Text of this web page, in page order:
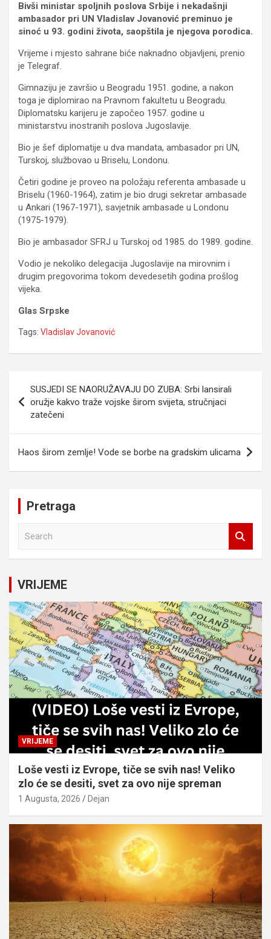
Bivši ministar spoljnih poslova Srbije i nekadašnji
ambasador pri UN Vladislav Jovanović preminuo je
sinoć u 93. godini života, saopštila je njegova porodica.
Vrijeme i mjesto sahrane biće naknadno objavljeni, prenio
je Telegraf.
Gimnaziju je završio u Beogradu 1951. godine, a nakon
toga je diplomirao na Pravnom fakultetu u Beogradu.
Diplomatsku karijeru je započeo 1957. godine u
ministarstvu inostranih poslova Jugoslavije.
Bio je šef diplomatije u dva mandata, ambasador pri UN,
Turskoj, službovao u Briselu, Londonu.
Četiri godine je proveo na položaju referenta ambasade u
Briselu (1960-1964), zatim je bio drugi sekretar ambasade
u Ankari (1967-1971), savjetnik ambasade u Londonu
(1975-1979).
Bio je ambasador SFRJ u Turskoj od 1985. do 1989. godine.
Vodio je nekoliko delegacija Jugoslavije na mirovnim i
drugim pregovorima tokom devedesetih godina prošlog
vijeka.
Glas Srpske
Tags: Vladislav Jovanović
članaka
SUSJEDI SE NAORUŽAVAJU DO ZUBA: Srbi lansirali
oružje kakvo traže vojske širom svijeta, stručnjaci
zatečeni
Haos širom zemlje! Vode se borbe na gradskim ulicama
Pretraga
c
h
VRIJEME
VRIJEME
Loše vesti iz Evrope, tiče se svih nas! Veliko
zlo će se desiti, svet za ovo nije spreman
1 Augusta, 2026 Dejan